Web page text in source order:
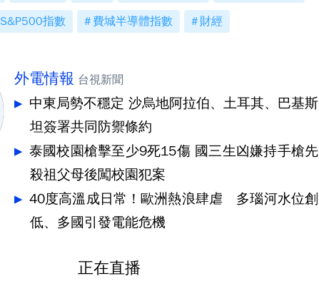
S&P500指數 費城半導體指數 財經
外電情報 台視新聞
中東局勢不穩定 沙烏地阿拉伯、土耳其、巴基斯
坦簽署共同防禦條約
泰國校園槍擊至少9死15傷 國三生凶嫌持手槍先
殺祖父母後闖校園犯案
40度高溫成日常！歐洲熱浪肆虐 多瑙河水位創
低、多國引發電能危機
正在直播